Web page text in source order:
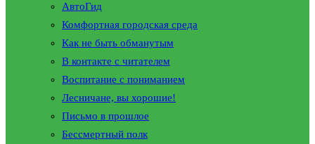
АвтоГид
Комфортная городская среда
Как не быть обманутым
В контакте с читателем
Воспитание с пониманием
Лесничане, вы хорошие!
Письмо в прошлое
Бессмертный полк